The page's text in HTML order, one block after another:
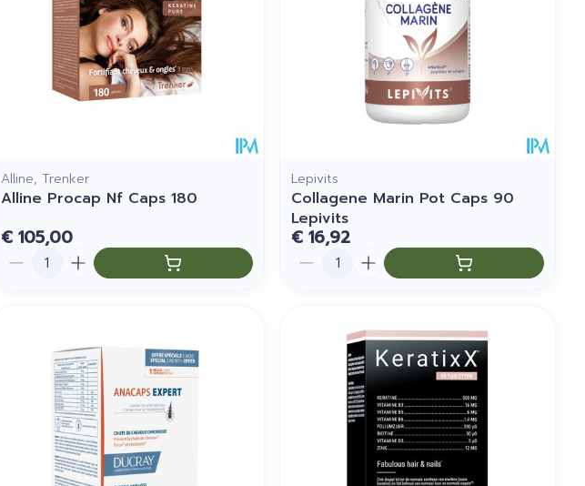
Alline, Trenker
Alline Procap Nf Caps 180
€ 105,00
Aantal
Lepivits
Collagene Marin Pot Caps 90
Lepivits
€ 16,92
Aantal